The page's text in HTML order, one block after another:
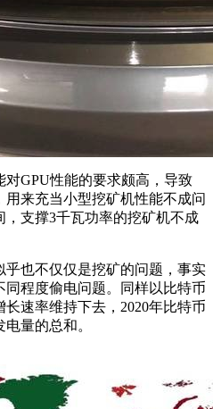
GPU性能的要求颇高，导致
来充当小型挖矿机性能不成问
支撑3千瓦功率的挖矿机不成
也不仅仅是挖矿的问题，事实
程度偷电问题。同样以比特币
速率维持下去，2020年比特币
量的总和。